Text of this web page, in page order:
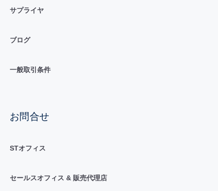
サプライヤ
ブログ
一般取引条件
お問合せ
STオフィス
セールスオフィス & 販売代理店